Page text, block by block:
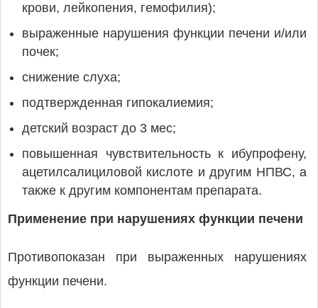
крови, лейкопения, гемофилия);
выраженные нарушения функции печени и/или
почек;
снижение слуха;
подтвержденная гипокалиемия;
детский возраст до 3 мес;
повышенная чувствительность к ибупрофену,
ацетилсалициловой кислоте и другим НПВС, а
также к другим компонентам препарата.
Применение при нарушениях функции печени
Противопоказан при выраженных нарушениях
функции печени.